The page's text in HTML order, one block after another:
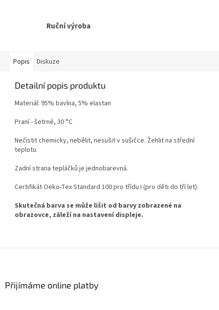
Ruční výroba
Popis Diskuze
Detailní popis produktu
Materiál: 95% bavlna, 5% elastan
Praní - šetrné, 30 °C
Nečistit chemicky, nebělit, nesušit v sušičce. Žehlit na střední
teplotu.
Zadní strana tepláčků je jednobarevná.
Certifikát Oeko-Tex Standard 100 pro třídu I (pro děti do tří let).
Skutečná barva se může lišit od barvy zobrazené na
obrazovce, záleží na nastavení displeje.
Přijímáme online platby